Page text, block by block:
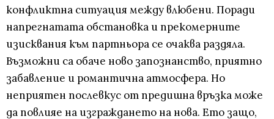
конфликтна ситуация между влюбени. Поради
напрегнатата обстановка и прекомерните
изисквания към партньора се очаква раздяла.
Възможни са обаче ново запознанство, приятно
забавление и романтична атмосфера. Но
неприятен послевкус от предишна връзка може
да повлияе на изграждането на нова. Ето защо,